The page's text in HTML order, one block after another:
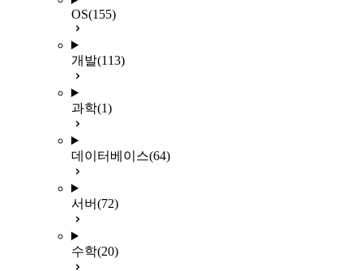
OS(155)
개발(113)
과학(1)
데이터베이스(64)
서버(72)
수학(20)